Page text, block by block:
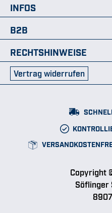
INFOS
B2B
RECHTSHINWEISE
Vertrag widerrufen
Copyright
Söflinger